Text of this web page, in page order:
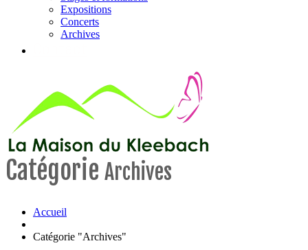
Expositions
Concerts
Archives
Catégorie Archives
Accueil
Catégorie "Archives"